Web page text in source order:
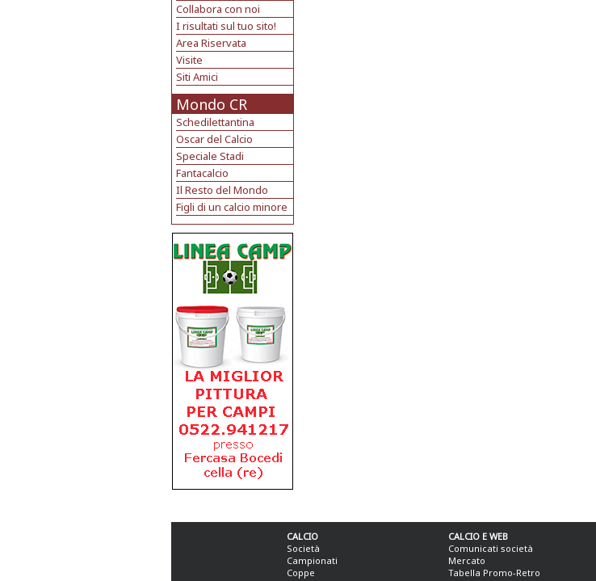
Collabora con noi
I risultati sul tuo sito!
Area Riservata
Visite
Siti Amici
Mondo CR
Schedilettantina
Oscar del Calcio
Speciale Stadi
Fantacalcio
Il Resto del Mondo
Figli di un calcio minore
CALCIO
Società
Campionati
Coppe
CALCIO E WEB
Comunicati società
Mercato
Tabella Promo-Retro